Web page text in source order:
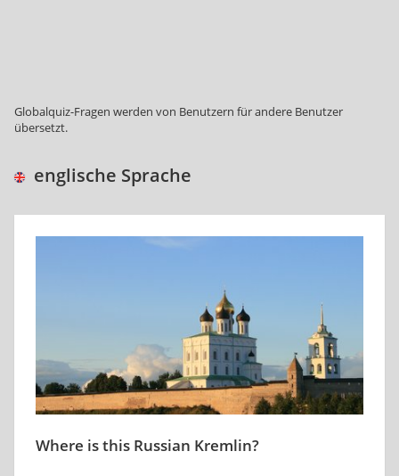
Globalquiz-Fragen werden von Benutzern für andere Benutzer
übersetzt.
englische Sprache
Where is this Russian Kremlin?